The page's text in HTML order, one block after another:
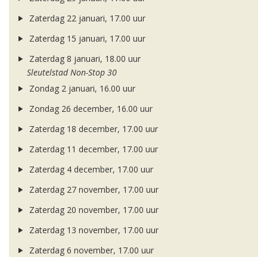
Zaterdag 22 januari, 17.00 uur
Zaterdag 15 januari, 17.00 uur
Zaterdag 8 januari, 18.00 uur
Sleutelstad Non-Stop 30
Zondag 2 januari, 16.00 uur
Zondag 26 december, 16.00 uur
Zaterdag 18 december, 17.00 uur
Zaterdag 11 december, 17.00 uur
Zaterdag 4 december, 17.00 uur
Zaterdag 27 november, 17.00 uur
Zaterdag 20 november, 17.00 uur
Zaterdag 13 november, 17.00 uur
Zaterdag 6 november, 17.00 uur